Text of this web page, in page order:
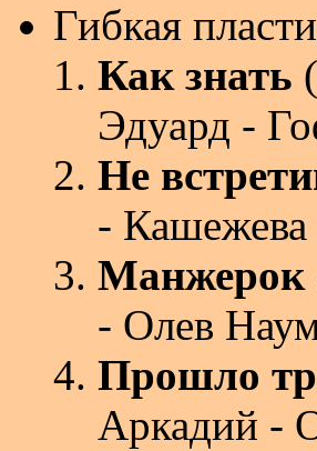
Гибкая
Как знать
Эдуард -
Не
-
Манжерок
- Олев
Прошло
Аркадий -